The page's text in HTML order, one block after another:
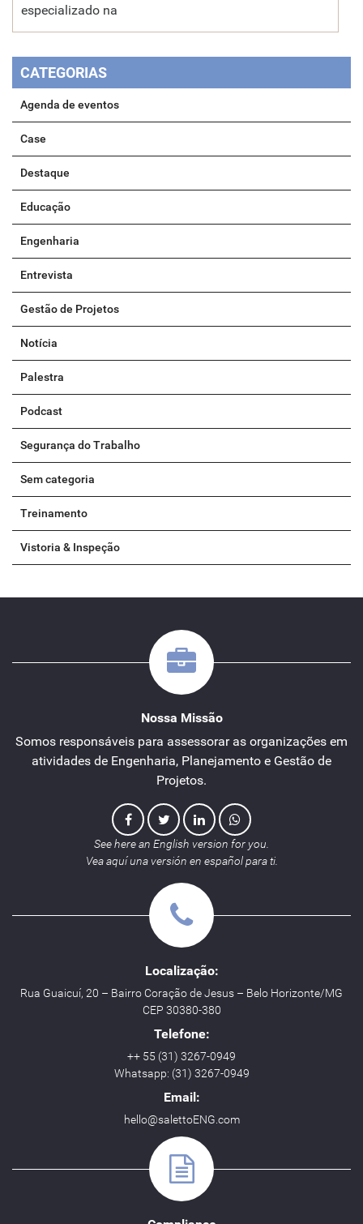
especializado na
CATEGORIAS
Agenda de eventos
Case
Destaque
Educação
Engenharia
Entrevista
Gestão de Projetos
Notícia
Palestra
Podcast
Segurança do Trabalho
Sem categoria
Treinamento
Vistoria & Inspeção
Nossa Missão
Somos responsáveis para assessorar as organizações em
atividades de Engenharia, Planejamento e Gestão de
Projetos.
See here an English version for you.
Vea aquí una versión en español para ti.
Localização:
Rua Guaicuí, 20 – Bairro Coração de Jesus – Belo Horizonte/MG
CEP 30380-380
Telefone:
++ 55 (31) 3267-0949
Whatsapp: (31) 3267-0949
Email:
hello@salettoENG.com